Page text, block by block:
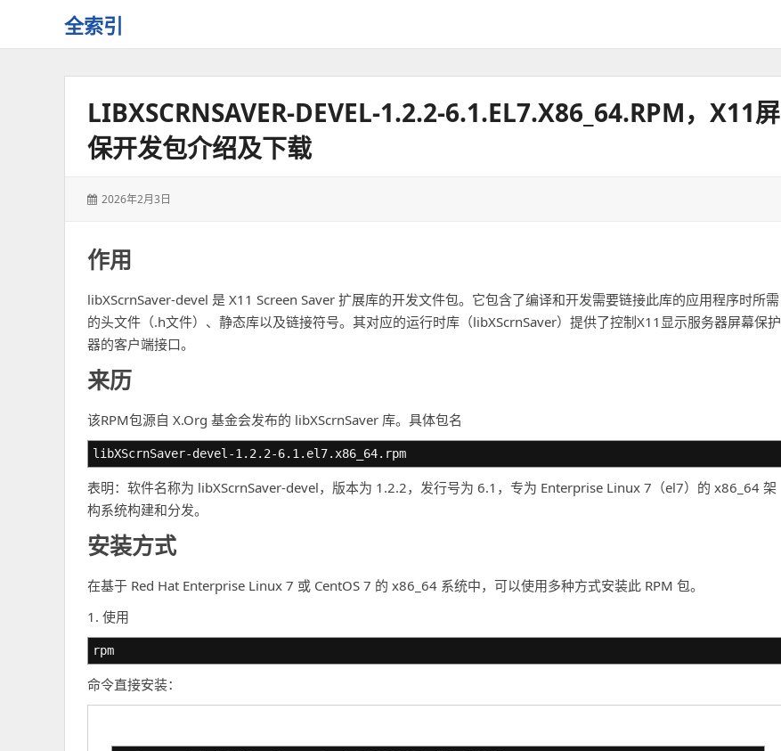
全索引
些
LIBXSCRNSAVER-DEVEL-1.2.2-6.1.EL7.X86_64.RPM，X11屏
保开发包介绍及下载
发
2026年2月3日
作用
libXScrnSaver-devel 是 X11 Screen Saver 扩展库的开发文件包。它包含了编译和开发需要链接此库的应用程序时所需
的头文件（.h文件）、静态库以及链接符号。其对应的运行时库（libXScrnSaver）提供了控制X11显示服务器屏幕保护
器的客户端接口。
来历
该RPM包源自 X.Org 基金会发布的 libXScrnSaver 库。具体包名
libXScrnSaver-devel-1.2.2-6.1.el7.x86_64.rpm
表明：软件名称为 libXScrnSaver-devel，版本为 1.2.2，发行号为 6.1，专为 Enterprise Linux 7（el7）的 x86_64 架
构系统构建和分发。
安装方式
在基于 Red Hat Enterprise Linux 7 或 CentOS 7 的 x86_64 系统中，可以使用多种方式安装此 RPM 包。
1. 使用
rpm
命令直接安装：